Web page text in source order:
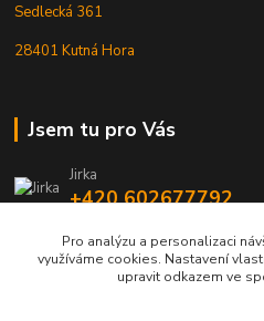
Sedlecká 361
28401 Kutná Hora
Jsem tu pro Vás
Jirka
+420 602677792
info@jarmy.cz
Pro analýzu a personalizaci
využíváme cookies. Nastavení
upravit odkazem ve